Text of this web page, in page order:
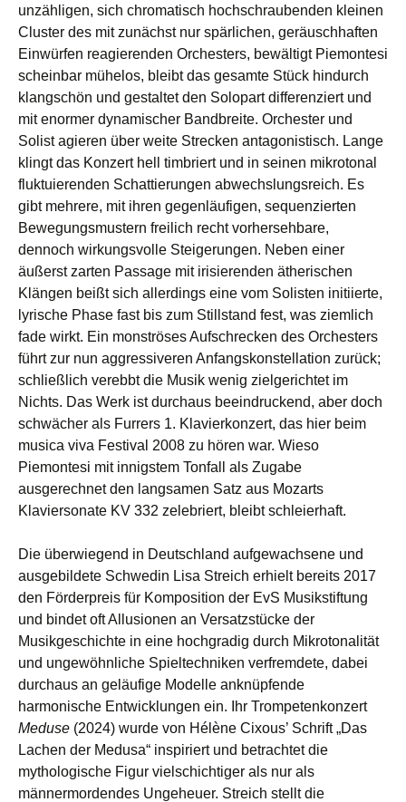
unzähligen, sich chromatisch hochschraubenden kleinen
Cluster des mit zunächst nur spärlichen, geräuschhaften
Einwürfen reagierenden Orchesters, bewältigt Piemontesi
scheinbar mühelos, bleibt das gesamte Stück hindurch
klangschön und gestaltet den Solopart differenziert und
mit enormer dynamischer Bandbreite. Orchester und
Solist agieren über weite Strecken antagonistisch. Lange
klingt das Konzert hell timbriert und in seinen mikrotonal
fluktuierenden Schattierungen abwechslungsreich. Es
gibt mehrere, mit ihren gegenläufigen, sequenzierten
Bewegungsmustern freilich recht vorhersehbare,
dennoch wirkungsvolle Steigerungen. Neben einer
äußerst zarten Passage mit irisierenden ätherischen
Klängen beißt sich allerdings eine vom Solisten initiierte,
lyrische Phase fast bis zum Stillstand fest, was ziemlich
fade wirkt. Ein monströses Aufschrecken des Orchesters
führt zur nun aggressiveren Anfangskonstellation zurück;
schließlich verebbt die Musik wenig zielgerichtet im
Nichts. Das Werk ist durchaus beeindruckend, aber doch
schwächer als Furrers 1. Klavierkonzert, das hier beim
musica viva Festival 2008 zu hören war. Wieso
Piemontesi mit innigstem Tonfall als Zugabe
ausgerechnet den langsamen Satz aus Mozarts
Klaviersonate KV 332 zelebriert, bleibt schleierhaft.
Die überwiegend in Deutschland aufgewachsene und
ausgebildete Schwedin Lisa Streich erhielt bereits 2017
den Förderpreis für Komposition der EvS Musikstiftung
und bindet oft Allusionen an Versatzstücke der
Musikgeschichte in eine hochgradig durch Mikrotonalität
und ungewöhnliche Spieltechniken verfremdete, dabei
durchaus an geläufige Modelle anknüpfende
harmonische Entwicklungen ein. Ihr Trompetenkonzert
Meduse (2024) wurde von Hélène Cixous’ Schrift „Das
Lachen der Medusa“ inspiriert und betrachtet die
mythologische Figur vielschichtiger als nur als
männermordendes Ungeheuer. Streich stellt die